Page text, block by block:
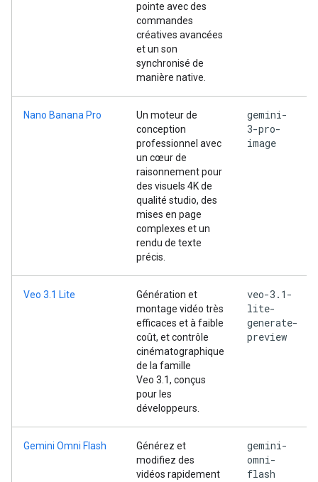
pointe avec des
commandes
créatives avancées
et un son
synchronisé de
manière native.
Nano Banana Pro
Un moteur de
conception
professionnel avec
un cœur de
raisonnement pour
des visuels 4K de
qualité studio, des
mises en page
complexes et un
rendu de texte
précis.
gemini-
3-pro-
image
Veo 3.1 Lite
Génération et
montage vidéo très
efficaces et à faible
coût, et contrôle
cinématographique
de la famille
Veo 3.1, conçus
pour les
développeurs.
veo-3.1-
lite-
generate-
preview
Gemini Omni Flash
Générez et
modifiez des
vidéos rapidement
gemini-
omni-
flash